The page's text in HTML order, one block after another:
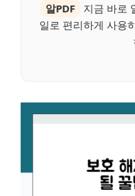
알PDF
지금 바로
일로 편리하게 사용